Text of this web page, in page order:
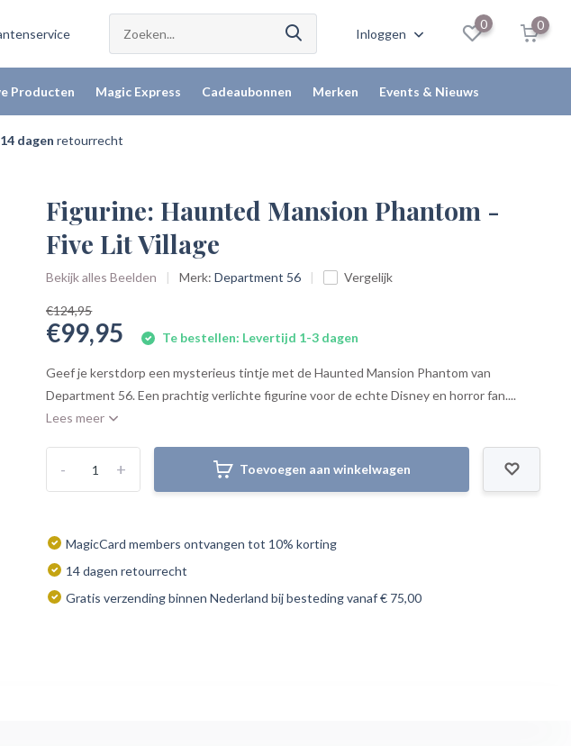
Inloggen
0 0
Producten Magic Express Cadeaubonnen Merken Events & Nieuws
14 dagen retourrecht
Figurine: Haunted Mansion Phantom -
Five Lit Village
Bekijk alles Beelden Merk:Department 56 Vergelijk
€124,95
€99,95 Te bestellen: Levertijd 1-3 dagen
Geef je kerstdorp een mysterieus tintje met de Haunted Mansion Phantom van
Department 56. Een prachtig verlichte figurine voor de echte Disney en horror fan....
Lees meer
+
- Toevoegen aan winkelwagen
MagicCard members ontvangen tot 10% korting
14 dagen retourrecht
Gratis verzending binnen Nederland bij besteding vanaf € 75,00